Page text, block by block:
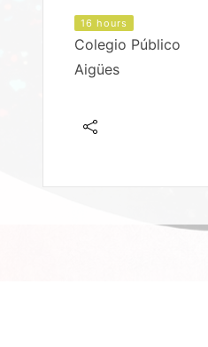
16 hours
Colegio Público
Aigües